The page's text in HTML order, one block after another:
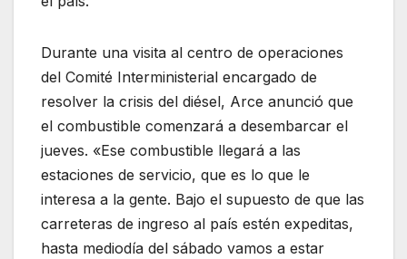
Durante una visita al centro de operaciones
del Comité Interministerial encargado de
resolver la crisis del diésel, Arce anunció que
el combustible comenzará a desembarcar el
jueves. «Ese combustible llegará a las
estaciones de servicio, que es lo que le
interesa a la gente. Bajo el supuesto de que las
carreteras de ingreso al país estén expeditas,
hasta mediodía del sábado vamos a estar